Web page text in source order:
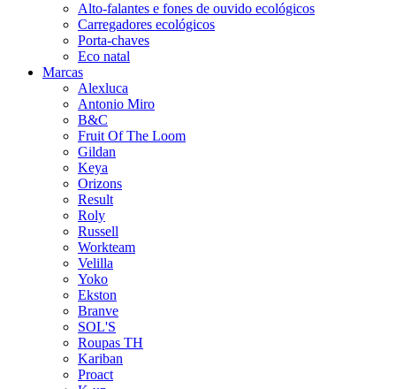
Alto-falantes e fones de ouvido ecológicos
Carregadores ecológicos
Porta-chaves
Eco natal
Marcas
Alexluca
Antonio Miro
B&C
Fruit Of The Loom
Gildan
Keya
Orizons
Result
Roly
Russell
Workteam
Velilla
Yoko
Ekston
Branve
SOL'S
Roupas TH
Kariban
Proact